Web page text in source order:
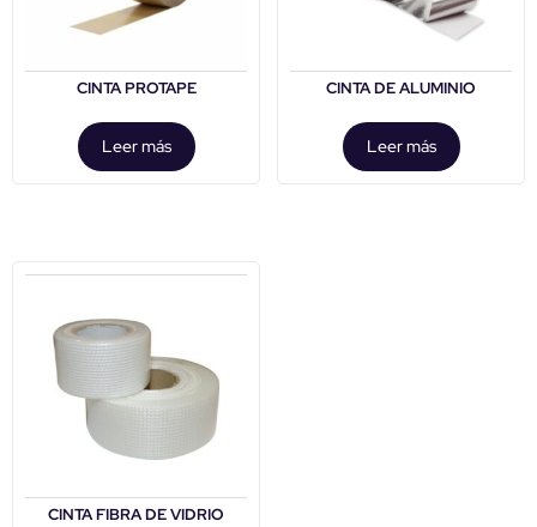
CINTA PROTAPE
Leer más
CINTA DE ALUMINIO
Leer más
CINTA FIBRA DE VIDRIO